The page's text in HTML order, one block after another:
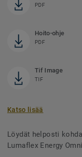
PDF
Hoito-ohje
PDF
Tif Image
TIF
Katso lisää
Löydät helposti
Lumaflex Energy